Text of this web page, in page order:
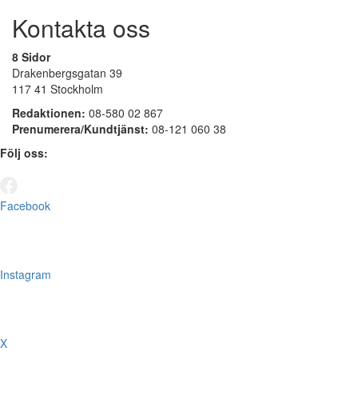
Kontakta oss
8 Sidor
Drakenbergsgatan 39
117 41 Stockholm
Redaktionen: 08-580 02 867
Prenumerera/Kundtjänst: 08-121 060 38
Följ oss:
Facebook
Instagram
X